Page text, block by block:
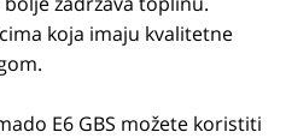
koja imaju kvalitetne
E6 GBS možete koristiti